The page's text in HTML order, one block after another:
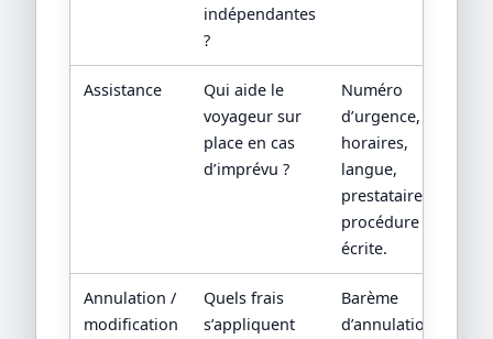
indépendantes
?
Assistance
Qui aide le
voyageur sur
place en cas
d’imprévu ?
Numéro
d’urgence,
horaires,
langue,
prestataire local,
procédure
écrite.
Annulation /
modification
Quels frais
s’appliquent
Barème
d’annulation,